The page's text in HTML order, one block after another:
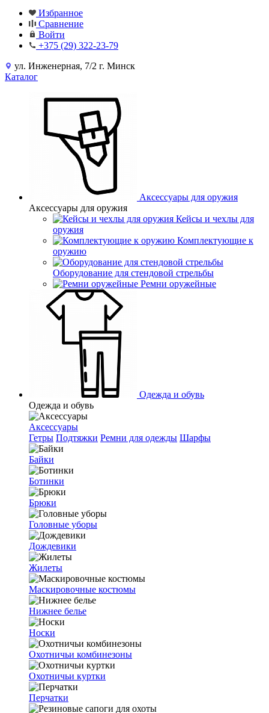
Избранное
Сравнение
Войти
+375 (29) 322-23-79
ул. Инженерная, 7/2 г. Минск
Каталог
Аксессуары для оружия
Аксессуары для оружия
Кейсы и чехлы для
оружия
Комплектующие к
оружию
Оборудование для стендовой стрельбы
Ремни оружейные
Одежда и обувь
Одежда и обувь
Аксессуары
Гетры Подтяжки Ремни для одежды Шарфы
Байки
Ботинки
Брюки
Головные уборы
Дождевики
Жилеты
Маскировочные костюмы
Нижнее белье
Носки
Охотничьи комбинезоны
Охотничьи куртки
Перчатки